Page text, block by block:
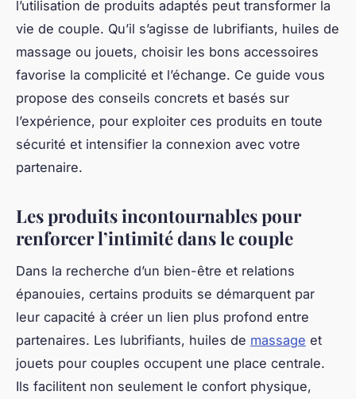
l’utilisation de produits adaptés peut transformer la
vie de couple. Qu’il s’agisse de lubrifiants, huiles de
massage ou jouets, choisir les bons accessoires
favorise la complicité et l’échange. Ce guide vous
propose des conseils concrets et basés sur
l’expérience, pour exploiter ces produits en toute
sécurité et intensifier la connexion avec votre
partenaire.
Les produits incontournables pour
renforcer l’intimité dans le couple
Dans la recherche d’un bien-être et relations
épanouies, certains produits se démarquent par
leur capacité à créer un lien plus profond entre
partenaires. Les lubrifiants, huiles de massage et
jouets pour couples occupent une place centrale.
Ils facilitent non seulement le confort physique,